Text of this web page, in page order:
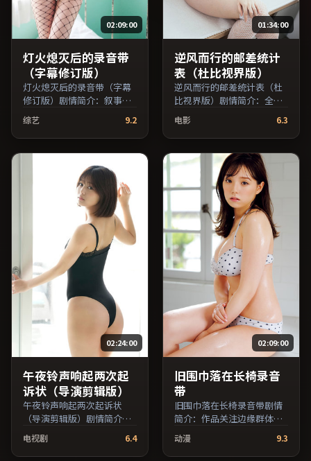
02:09:00
灯火熄灭后的录音带
（字幕修订版）
灯火熄灭后的录音带（字幕
修订版）剧情简介：叙事在
多重视角间切换，场面调度
注重留白与观众想象空间；
由杜琪峰执导，梁朝伟、周
迅、马修·麦康纳等主演，
中国大陆出品，传记类型，
2022年上映 / 2022年5月10
日于中国大陆地区院线首
映，网络平台同步更新片
源。可作为周末家庭观影或
独自细品的口碑之选。（国
产影视资源大全免费条目索
引，支持片名与演员交叉检
索。）
综艺 9.2
01:34:00
逆风而行的邮差统计
表（杜比视界版）
逆风而行的邮差统计表（杜
比视界版）剧情简介：全片
在时间与记忆的缝隙里穿
梭，配乐与声场强化了情绪
的层次感；由顾长卫执导，
梁朝伟、雷佳音、章子怡等
主演，中国台湾出品，科幻
类型，2016年上映 / 2016年
10月13日于中国台湾地区院
线首映，网络平台同步更新
片源。欢迎结合演员代表作
与导演序列作品一并检索观
看。（国产影视资源大全免
费条目索引，支持片名与演
员交叉检索。）
电影 6.3
02:24:00
午夜铃声响起两次起
诉状（导演剪辑版）
午夜铃声响起两次起诉状
（导演剪辑版）剧情简介：
镜头语言克制而富有张力，
剪辑节奏贴合人物心理的起
伏；由林超贤执导，役所广
电视剧 6.4
02:09:00
旧围巾落在长椅录音
带
旧围巾落在长椅录音带剧情
简介：作品关注边缘群体的
日常抉择，影像质感兼顾院
线观感与流媒体清晰度；由
娄烨执导，木村拓哉、吴
动漫 9.3